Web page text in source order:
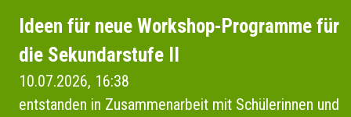
Ideen für neue Workshop-Programme für
die Sekundarstufe II
10.07.2026, 16:38
entstanden in Zusammenarbeit mit Schülerinnen und